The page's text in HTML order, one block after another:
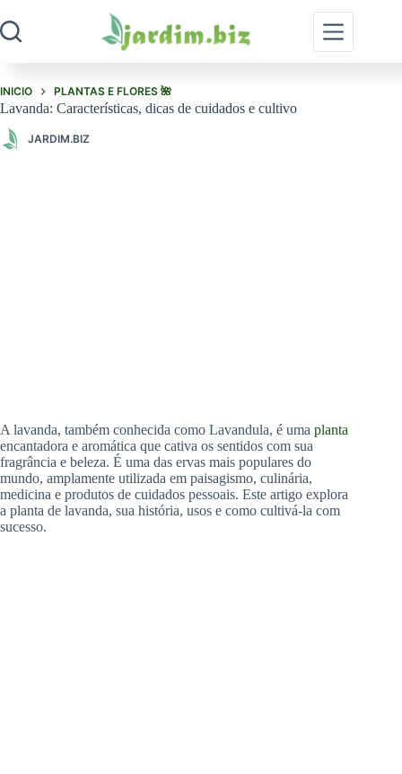
para
o
INICIO PLANTAS E FLORES 🌺
Lavanda: Características, dicas de cuidados e cultivo
JARDIM.BIZ
A lavanda, também conhecida como Lavandula, é uma planta
encantadora e aromática que cativa os sentidos com sua
fragrância e beleza. É uma das ervas mais populares do
mundo, amplamente utilizada em paisagismo, culinária,
medicina e produtos de cuidados pessoais. Este artigo explora
a planta de lavanda, sua história, usos e como cultivá-la com
sucesso.